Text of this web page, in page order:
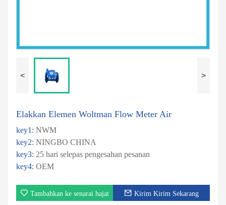
< >
Elakkan Elemen Woltman Flow Meter Air
key1: NWM
key2: NINGBO CHINA
key3: 25 hari selepas pengesahan pesanan
key4: OEM
Tambahkan ke senarai hajat Kirim Kirim Sekarang